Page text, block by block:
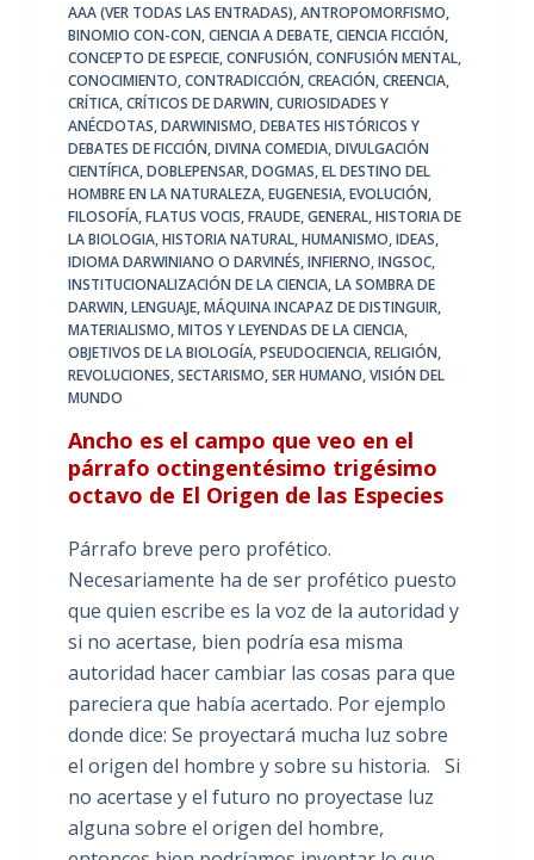
AAA (VER TODAS LAS ENTRADAS),ANTROPOMORFISMO,
BINOMIO CON-CON,CIENCIA A DEBATE,CIENCIA FICCIÓN,
CONCEPTO DE ESPECIE,CONFUSIÓN,CONFUSIÓN MENTAL,
CONOCIMIENTO,CONTRADICCIÓN,CREACIÓN,CREENCIA,
CRÍTICA,CRÍTICOS DE DARWIN,CURIOSIDADES Y
ANÉCDOTAS,DARWINISMO,DEBATES HISTÓRICOS Y
DEBATES DE FICCIÓN,DIVINA COMEDIA,DIVULGACIÓN
CIENTÍFICA,DOBLEPENSAR,DOGMAS,EL DESTINO DEL
HOMBRE EN LA NATURALEZA,EUGENESIA,EVOLUCIÓN,
FILOSOFÍA,FLATUS VOCIS,FRAUDE,GENERAL,HISTORIA DE
LA BIOLOGIA,HISTORIA NATURAL,HUMANISMO,IDEAS,
IDIOMA DARWINIANO O DARVINÉS,INFIERNO,INGSOC,
INSTITUCIONALIZACIÓN DE LA CIENCIA,LA SOMBRA DE
DARWIN,LENGUAJE,MÁQUINA INCAPAZ DE DISTINGUIR,
MATERIALISMO,MITOS Y LEYENDAS DE LA CIENCIA,
OBJETIVOS DE LA BIOLOGÍA,PSEUDOCIENCIA,RELIGIÓN,
REVOLUCIONES,SECTARISMO,SER HUMANO,VISIÓN DEL
MUNDO
Ancho es el campo que veo en el
párrafo octingentésimo trigésimo
octavo de El Origen de las Especies
Párrafo breve pero profético.
Necesariamente ha de ser profético puesto
que quien escribe es la voz de la autoridad y
si no acertase, bien podría esa misma
autoridad hacer cambiar las cosas para que
pareciera que había acertado. Por ejemplo
donde dice: Se proyectará mucha luz sobre
el origen del hombre y sobre su historia. Si
no acertase y el futuro no proyectase luz
alguna sobre el origen del hombre,